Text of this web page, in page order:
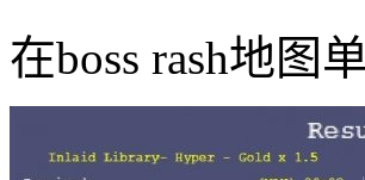
在boss rash地图